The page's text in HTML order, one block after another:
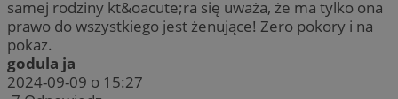
samej rodziny kt&oacute;ra się uważa, że ma tylko ona
prawo do wszystkiego jest żenujące! Zero pokory i na
pokaz.
godula ja
2024-09-09 o 15:27